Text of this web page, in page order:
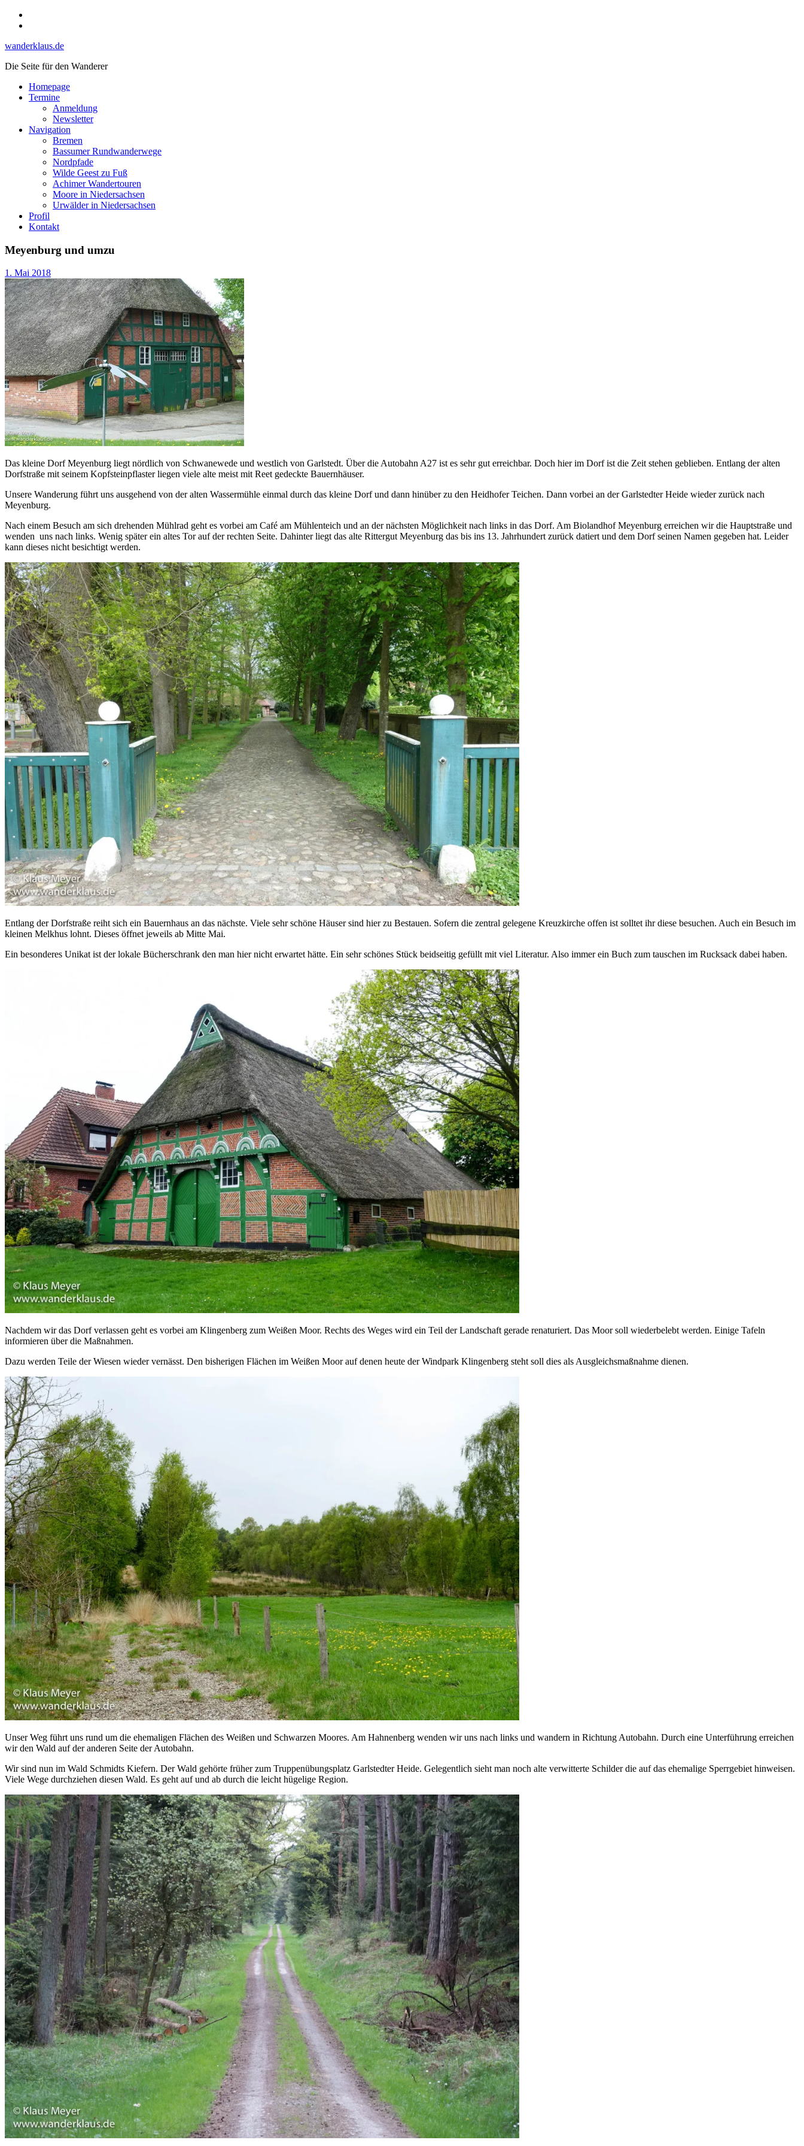
Skip
wanderklaus.de
Die Seite für den Wanderer
Homepage
Termine
Anmeldung
Newsletter
Navigation
Bremen
Bassumer Rundwanderwege
Nordpfade
Wilde Geest zu Fuß
Achimer Wandertouren
Moore in Niedersachsen
Urwälder in Niedersachsen
Profil
Kontakt
Meyenburg und umzu
1. Mai 2018
Das kleine Dorf Meyenburg liegt nördlich von Schwanewede und westlich von Garlstedt. Über die Autobahn A27 ist es sehr gut erreichbar. Doch hier im Dorf ist die Zeit stehen geblieben. Entlang der alten
Dorfstraße mit seinem Kopfsteinpflaster liegen viele alte meist mit Reet gedeckte Bauernhäuser.
Unsere Wanderung führt uns ausgehend von der alten Wassermühle einmal durch das kleine Dorf und dann hinüber zu den Heidhofer Teichen. Dann vorbei an der Garlstedter Heide wieder zurück nach
Meyenburg.
Nach einem Besuch am sich drehenden Mühlrad geht es vorbei am Café am Mühlenteich und an der nächsten Möglichkeit nach links in das Dorf. Am Biolandhof Meyenburg erreichen wir die Hauptstraße und
wenden uns nach links. Wenig später ein altes Tor auf der rechten Seite. Dahinter liegt das alte Rittergut Meyenburg das bis ins 13. Jahrhundert zurück datiert und dem Dorf seinen Namen gegeben hat. Leider
kann dieses nicht besichtigt werden.
Entlang der Dorfstraße reiht sich ein Bauernhaus an das nächste. Viele sehr schöne Häuser sind hier zu Bestauen. Sofern die zentral gelegene Kreuzkirche offen ist solltet ihr diese besuchen. Auch ein Besuch im
kleinen Melkhus lohnt. Dieses öffnet jeweils ab Mitte Mai.
Ein besonderes Unikat ist der lokale Bücherschrank den man hier nicht erwartet hätte. Ein sehr schönes Stück beidseitig gefüllt mit viel Literatur. Also immer ein Buch zum tauschen im Rucksack dabei haben.
Nachdem wir das Dorf verlassen geht es vorbei am Klingenberg zum Weißen Moor. Rechts des Weges wird ein Teil der Landschaft gerade renaturiert. Das Moor soll wiederbelebt werden. Einige Tafeln
informieren über die Maßnahmen.
Dazu werden Teile der Wiesen wieder vernässt. Den bisherigen Flächen im Weißen Moor auf denen heute der Windpark Klingenberg steht soll dies als Ausgleichsmaßnahme dienen.
Unser Weg führt uns rund um die ehemaligen Flächen des Weißen und Schwarzen Moores. Am Hahnenberg wenden wir uns nach links und wandern in Richtung Autobahn. Durch eine Unterführung erreichen
wir den Wald auf der anderen Seite der Autobahn.
Wir sind nun im Wald Schmidts Kiefern. Der Wald gehörte früher zum Truppenübungsplatz Garlstedter Heide. Gelegentlich sieht man noch alte verwitterte Schilder die auf das ehemalige Sperrgebiet hinweisen.
Viele Wege durchziehen diesen Wald. Es geht auf und ab durch die leicht hügelige Region.